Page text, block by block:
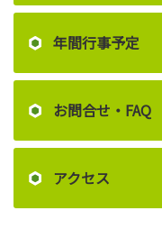
年間行事予定
お問合せ・FAQ
アクセス